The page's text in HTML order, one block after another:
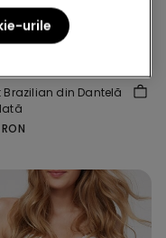
reciclată
3 x 79.90 lei / 5 x 119.90 lei
Brazilian din Dantelă
urile